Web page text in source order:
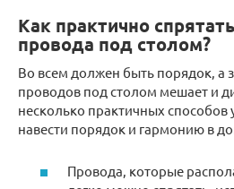
Как практично
провода под столом?
Во всем должен быть порядок, а
проводов под столом мешает и
несколько практичных способов
навести порядок и гармонию в
Провода, которые